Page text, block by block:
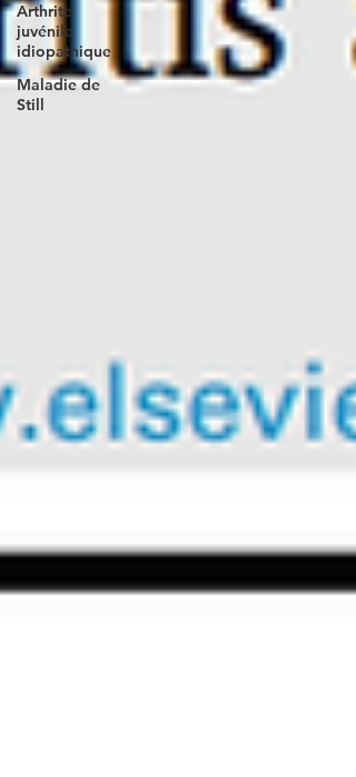
Arthrite
juvénile
idiopathique
Maladie de
Still